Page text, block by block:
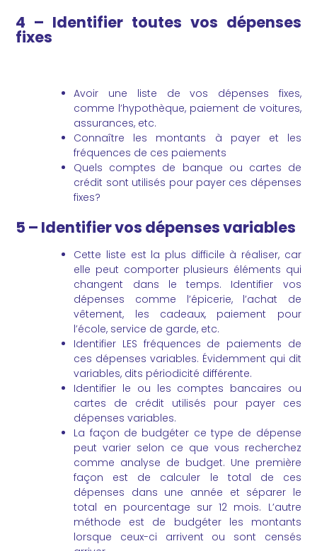
4 – Identifier toutes vos dépenses
fixes
Avoir une liste de vos dépenses fixes,
comme l’hypothèque, paiement de voitures,
assurances, etc.
Connaître les montants à payer et les
fréquences de ces paiements
Quels comptes de banque ou cartes de
crédit sont utilisés pour payer ces dépenses
fixes?
5 – Identifier vos dépenses variables
Cette liste est la plus difficile à réaliser, car
elle peut comporter plusieurs éléments qui
changent dans le temps. Identifier vos
dépenses comme l’épicerie, l’achat de
vêtement, les cadeaux, paiement pour
l’école, service de garde, etc.
Identifier LES fréquences de paiements de
ces dépenses variables. Évidemment qui dit
variables, dits périodicité différente.
Identifier le ou les comptes bancaires ou
cartes de crédit utilisés pour payer ces
dépenses variables.
La façon de budgéter ce type de dépense
peut varier selon ce que vous recherchez
comme analyse de budget. Une première
façon est de calculer le total de ces
dépenses dans une année et séparer le
total en pourcentage sur 12 mois. L’autre
méthode est de budgéter les montants
lorsque ceux-ci arrivent ou sont censés